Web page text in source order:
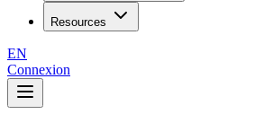
Resources
EN
Connexion